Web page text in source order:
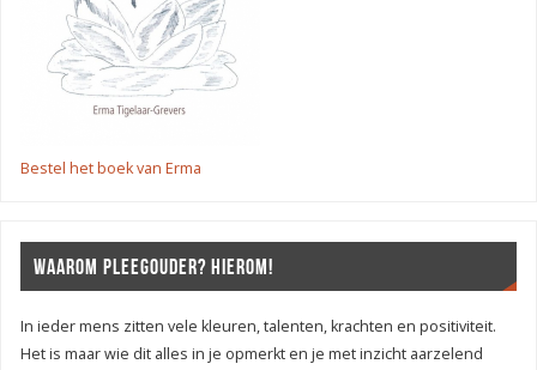
Bestel het boek van Erma
WAAROM PLEEGOUDER? HIEROM!
In ieder mens zitten vele kleuren, talenten, krachten en positiviteit.
Het is maar wie dit alles in je opmerkt en je met inzicht aarzelend